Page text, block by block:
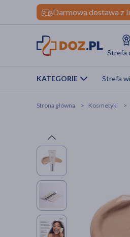
Darmowa dostawa z
Strefa
KATEGORIE Strefa
Strona główna Kosmetyki